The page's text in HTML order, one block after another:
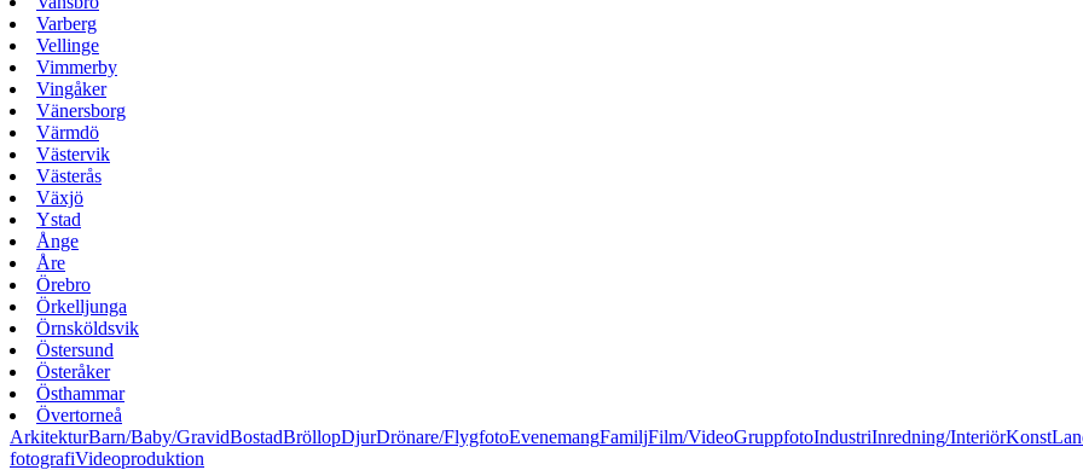
Varberg
Vellinge
Vimmerby
Vingåker
Vänersborg
Värmdö
Västervik
Västerås
Växjö
Ystad
Ånge
Åre
Örebro
Örkelljunga
Örnsköldsvik
Östersund
Österåker
Östhammar
Övertorneå
ArkitekturBarn/Baby/GravidBostadBröllopDjurDrönare/FlygfotoEvenemangFamiljFilm/VideoGruppfotoIndustriInredning/InteriörKonst
fotografiVideoproduktion